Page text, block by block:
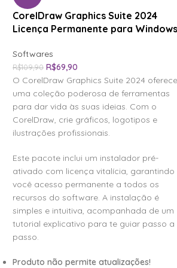
CorelDraw Graphics Suite 2024
Licença Permanente para Windows
Softwares
R$109,90 R$69,90
O CorelDraw Graphics Suite 2024 oferece
uma coleção poderosa de ferramentas
para dar vida às suas ideias. Com o
CorelDraw, crie gráficos, logotipos e
ilustrações profissionais.
Este pacote inclui um instalador pré-
ativado com licença vitalícia, garantindo
você acesso permanente a todos os
recursos do software. A instalação é
simples e intuitiva, acompanhada de um
tutorial explicativo para te guiar passo a
passo.
Produto não permite atualizações!